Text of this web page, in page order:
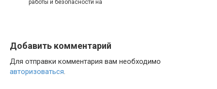
работы и безопасности на
Добавить комментарий
Для отправки комментария вам необходимо
авторизоваться.